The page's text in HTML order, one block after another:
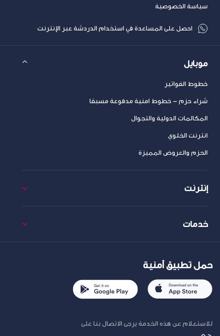
سياسة الخصوصية
احصل على المساعدة في استخدام الدردشة عبر الإنترنت
موبايل
خطوط الفواتير
شراء حزم – خطوط امنية مدفوعة مسبقا
المكالمات الدولية والتجوال
انترنت الخلوي
الحزم والعروض المميزة
إنترنت
خدمات
حمل تطبيق أمنية
للاستعلام عن هذه الخدمة يرجى الاتصال بنا على